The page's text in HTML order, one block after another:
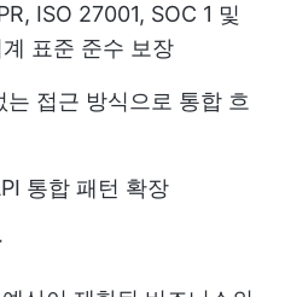
ISO 27001, SOC 1 및
표준 준수 보장
접근 방식으로 통합 흐
통합 패턴 확장